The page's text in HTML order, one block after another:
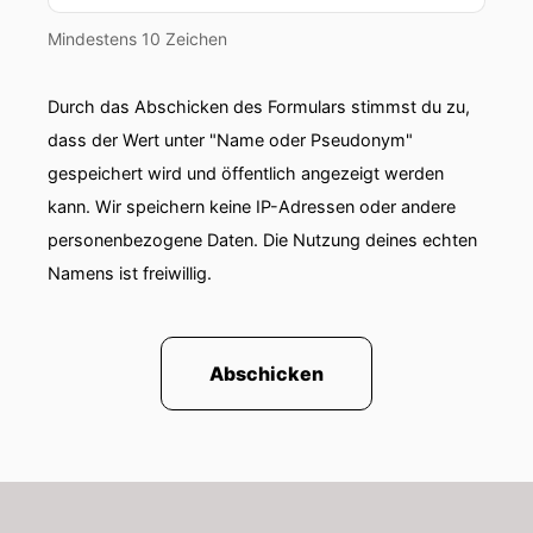
seiner gesamten Motorsport-Karriere über den,
der mit dem sensationellen Gewinn der DTM
00:02:00: Vielleicht sogar hätten Enden müssen!
00:02:02: Aber dann eben für Marc Hessel leider
nur mit einem immer noch hervorragenden
dritten Platz in der Fahrerwertung
00:02:10: ausgehen.
00:02:18: Und damit Moin, moin und Servus.
00:02:21: Herzlich willkommen hier bei
Mindestens 10 Zeichen
Durch das Abschicken des Formulars stimmst du zu,
dass der Wert unter "Name oder Pseudonym"
gespeichert wird und öffentlich angezeigt werden
kann. Wir speichern keine IP-Adressen oder andere
personenbezogene Daten. Die Nutzung deines echten
Namens ist freiwillig.
Abschicken